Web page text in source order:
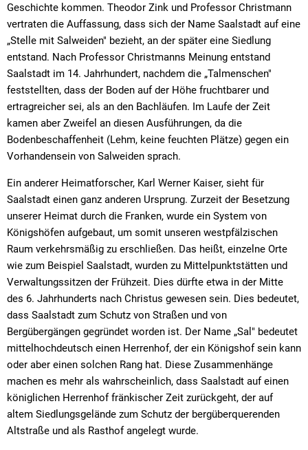
Geschichte kommen. Theodor Zink und Professor Christmann
vertraten die Auffassung, dass sich der Name Saalstadt auf eine
„Stelle mit Salweiden" bezieht, an der später eine Siedlung
entstand. Nach Professor Christmanns Meinung entstand
Saalstadt im 14. Jahrhundert, nachdem die „Talmenschen"
feststellten, dass der Boden auf der Höhe fruchtbarer und
ertragreicher sei, als an den Bachläufen. Im Laufe der Zeit
kamen aber Zweifel an diesen Ausführungen, da die
Bodenbeschaffenheit (Lehm, keine feuchten Plätze) gegen ein
Vorhandensein von Salweiden sprach.
Ein anderer Heimatforscher, Karl Werner Kaiser, sieht für
Saalstadt einen ganz anderen Ursprung. Zurzeit der Besetzung
unserer Heimat durch die Franken, wurde ein System von
Königshöfen aufgebaut, um somit unseren westpfälzischen
Raum verkehrsmäßig zu erschließen. Das heißt, einzelne Orte
wie zum Beispiel Saalstadt, wurden zu Mittelpunktstätten und
Verwaltungssitzen der Frühzeit. Dies dürfte etwa in der Mitte
des 6. Jahrhunderts nach Christus gewesen sein. Dies bedeutet,
dass Saalstadt zum Schutz von Straßen und von
Bergübergängen gegründet worden ist. Der Name „Sal" bedeutet
mittelhochdeutsch einen Herrenhof, der ein Königshof sein kann
oder aber einen solchen Rang hat. Diese Zusammenhänge
machen es mehr als wahrscheinlich, dass Saalstadt auf einen
königlichen Herrenhof fränkischer Zeit zurückgeht, der auf
altem Siedlungsgelände zum Schutz der bergüberquerenden
Altstraße und als Rasthof angelegt wurde.